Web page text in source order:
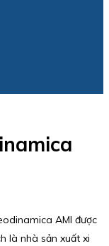
AMI được
là nhà sản xuất xi